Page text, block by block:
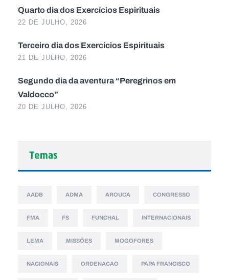
Quarto dia dos Exercícios Espirituais
22 DE JULHO, 2026
Terceiro dia dos Exercícios Espirituais
21 DE JULHO, 2026
Segundo dia da aventura “Peregrinos em
Valdocco”
20 DE JULHO, 2026
Temas
AADB ADMA AROUCA CONGRESSO
FMA FS FUNCHAL INTERNACIONAIS
LEMA MISSÕES MOGOFORES
NACIONAIS ORDENACAO PAPA FRANCISCO